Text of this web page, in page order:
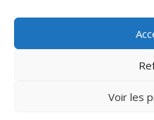
Voir les
net